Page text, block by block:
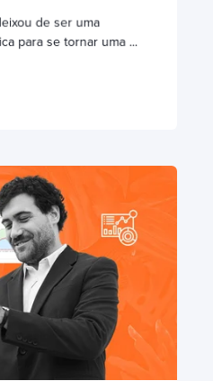
de ser uma
para se tornar uma ...